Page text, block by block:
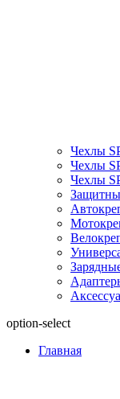
Чехлы
Чехлы
Чехлы
option-select
Главная